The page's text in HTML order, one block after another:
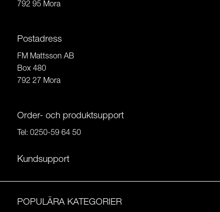
792 95 Mora
Postadress
FM Mattsson AB
Box 480
792 27 Mora
Order- och produktsupport
Tel: 0250-59 64 50
Kundsupport
POPULÄRA KATEGORIER